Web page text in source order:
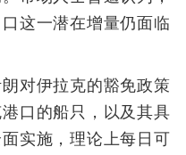
这一潜在增量仍面临
对伊拉克的豁免政策
口的船只，以及其具
实施，理论上每日可